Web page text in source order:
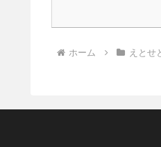
ホーム えとせ